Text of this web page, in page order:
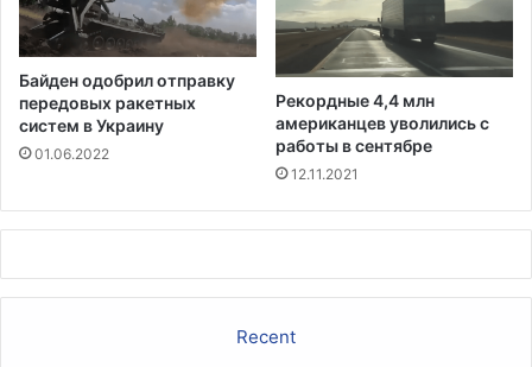
ю
о
к
р
у
ж
н
г
Байден одобрил отправку
передовых ракетных
систем в Украину
01.06.2022
Рекордные 4,4 млн
американцев уволились с
работы в сентябре
12.11.2021
Recent